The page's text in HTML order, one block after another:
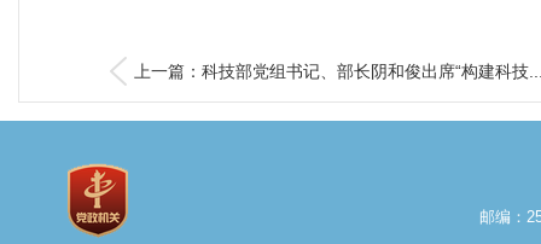
上一篇：科技部党组书记、部长阴和俊出席“构建科技
邮编：